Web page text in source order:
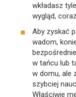
wkładasz
wygląd,
Aby zyskać
wadom,
w tańcu lub
w domu, ale
szybciej
Właściwie